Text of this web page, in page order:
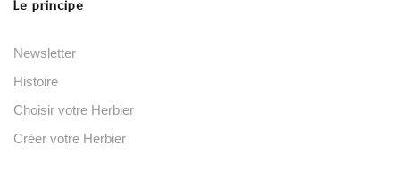
Le principe
Newsletter
Histoire
Choisir votre Herbier
Créer votre Herbier